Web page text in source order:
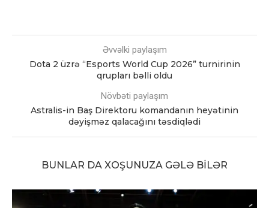
Əvvəlki paylaşım
Dota 2 üzrə “Esports World Cup 2026” turnirinin
qrupları bəlli oldu
Növbəti paylaşım
Astralis-in Baş Direktoru komandanın heyətinin
dəyişməz qalacağını təsdiqlədi
BUNLAR DA XOŞUNUZA GƏLƏ BILƏR